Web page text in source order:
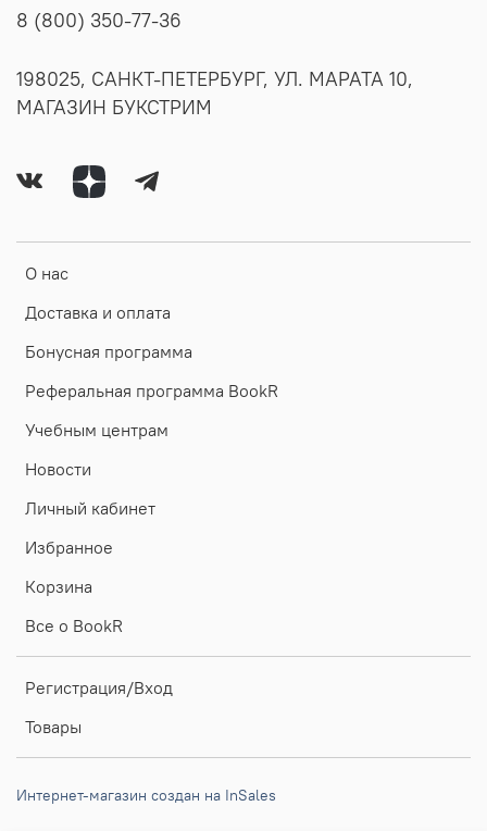
О нас
Доставка и оплата
Бонусная программа
Реферальная программа BookR
Учебным центрам
Новости
Личный кабинет
Избранное
Корзина
Все о BookR
Регистрация/Вход
Товары
8 (800) 350-77-36
198025, САНКТ-ПЕТЕРБУРГ, УЛ. МАРАТА 10,
МАГАЗИН БУКСТРИМ
Интернет-магазин создан на InSales